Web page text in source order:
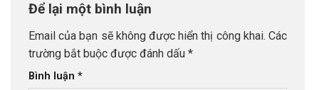
Để lại một bình luận
Email của bạn sẽ không được hiển thị công khai. Các
trường bắt buộc được đánh dấu *
Bình luận *